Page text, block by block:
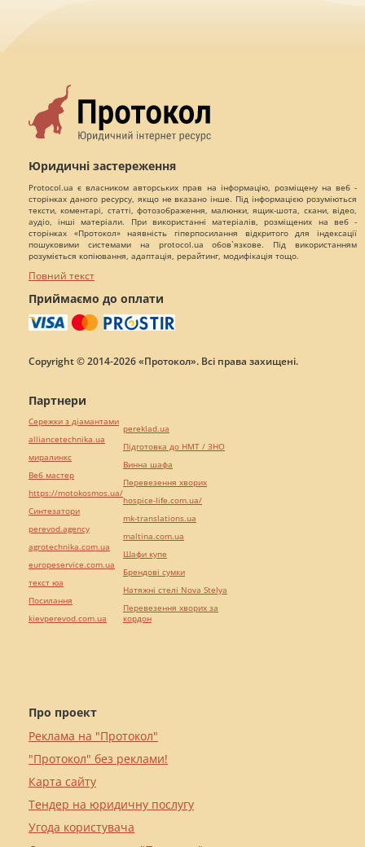
Юридичні застереження
Protocol.ua є власником авторських прав на інформацію, розміщену на веб -
сторінках даного ресурсу, якщо не вказано інше. Під інформацією розуміються
тексти, коментарі, статті, фотозображення, малюнки, ящик-шота, скани, відео,
аудіо, інші матеріали. При використанні матеріалів, розміщених на веб -
сторінках «Протокол» наявність гіперпосилання відкритого для індексації
пошуковими системами на protocol.ua обов`язкове. Під використанням
розуміється копіювання, адаптація, рерайтинг, модифікація тощо.
Повний текст
Приймаємо до оплати
Copyright © 2014-2026 «Протокол». Всі права захищені.
Про проект
Реклама на "Протокол"
"Протокол" без реклами!
Карта сайту
Тендер на юридичну послугу
Угода користувача
Партнери
Сережки з діамантами
alliancetechnika.ua
миралинкс
Веб мастер
https://motokosmos.ua/
Синтезатори
perevod.agency
agrotechnika.com.ua
europeservice.com.ua
текст юа
Посилання
kievperevod.com.ua
pereklad.ua
Підготовка до НМТ / ЗНО
Винна шафа
Перевезення хворих
hospice-life.com.ua/
mk-translations.ua
maltina.com.ua
Шафи купе
Брендові сумки
Натяжні стелі Nova Stelya
Перевезення хворих за
кордон